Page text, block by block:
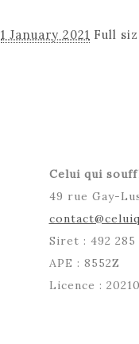
1 January 2021 Full
Celui qui
49 rue Gay-
Siret : 492 285
APE : 8552Z
Licence :